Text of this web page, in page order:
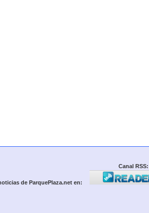
Canal RSS:
de ParquePlaza.net en: